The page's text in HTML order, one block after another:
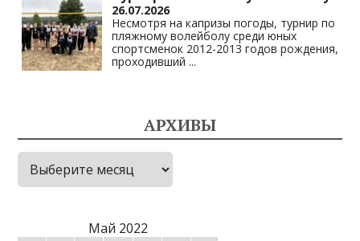
26.07.2026
Несмотря на капризы погоды, турнир по
пляжному волейболу среди юных
спортсменок 2012-2013 годов рождения,
проходивший ...
АРХИВЫ
Архивы
Май 2022